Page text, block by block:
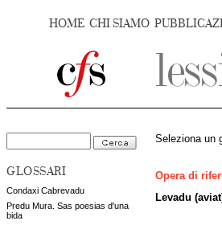
HOME CHI SIAMO
GLOSSARI
Condaxi Cabrevadu
Predu Mura. Sas poesias d'una
bida
Seleziona un
Opera di
Levadu